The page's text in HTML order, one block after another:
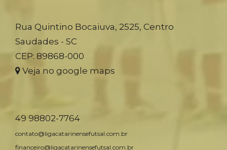
Rua Quintino Bocaiuva, 2525, Centro
Saudades - SC
CEP: 89868-000
Veja no google maps
49 98802-7764
contato@ligacatarinensefutsal.com.br
financeiro@ligacatarinensefutsal.com.br